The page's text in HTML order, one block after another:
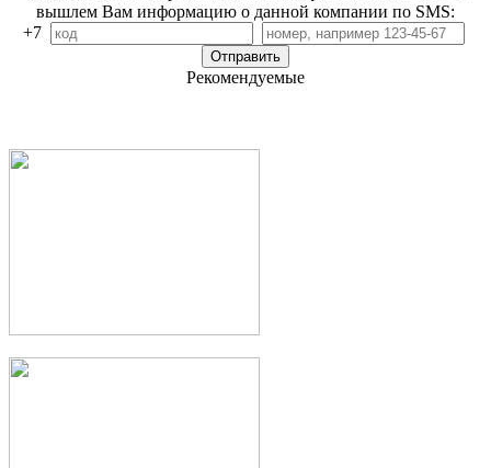
вышлем Вам информацию о данной компании по SMS:
+7
Рекомендуемые